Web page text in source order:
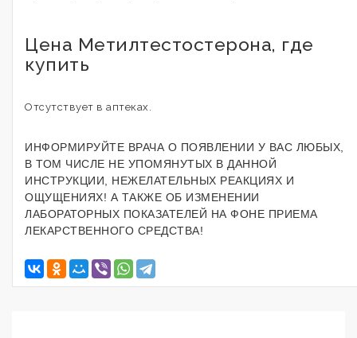
Цена Метилтестостерона, где
купить
Отсутствует в аптеках.
ИНФОРМИРУЙТЕ ВРАЧА О ПОЯВЛЕНИИ У ВАС ЛЮБЫХ,
В ТОМ ЧИСЛЕ НЕ УПОМЯНУТЫХ В ДАННОЙ
ИНСТРУКЦИИ, НЕЖЕЛАТЕЛЬНЫХ РЕАКЦИЯХ И
ОЩУЩЕНИЯХ! А ТАКЖЕ ОБ ИЗМЕНЕНИИ
ЛАБОРАТОРНЫХ ПОКАЗАТЕЛЕЙ НА ФОНЕ ПРИЕМА
ЛЕКАРСТВЕННОГО СРЕДСТВА!